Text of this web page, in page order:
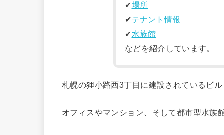
✔︎場所
✔︎テナント情報
✔︎水族館
などを紹介しています。
札幌の狸小路西3丁目に建設されているビ
オフィスやマンション、そして都市型水族